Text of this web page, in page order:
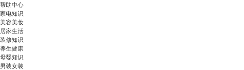
帮助中心
家电知识
美容美妆
居家生活
装修知识
养生健康
母婴知识
男装女装